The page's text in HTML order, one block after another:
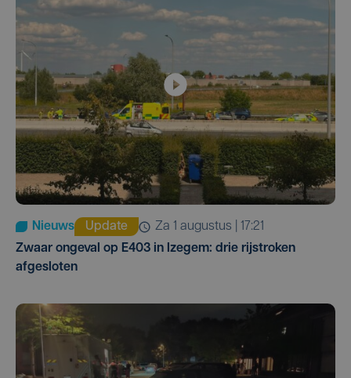
Nieuws Update
za 1 augustus | 17:21
Zwaar ongeval op E403 in Izegem: drie rijstroken
afgesloten